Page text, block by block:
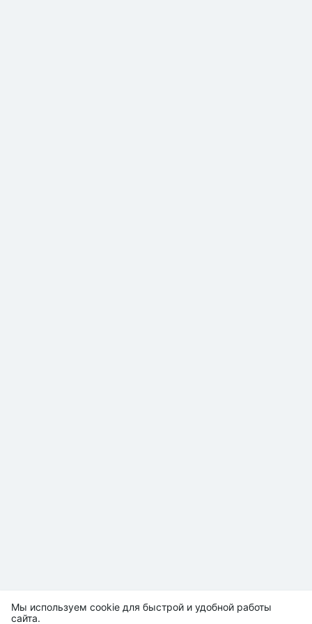
Мы используем cookie для быстрой и удобной работы
сайта.